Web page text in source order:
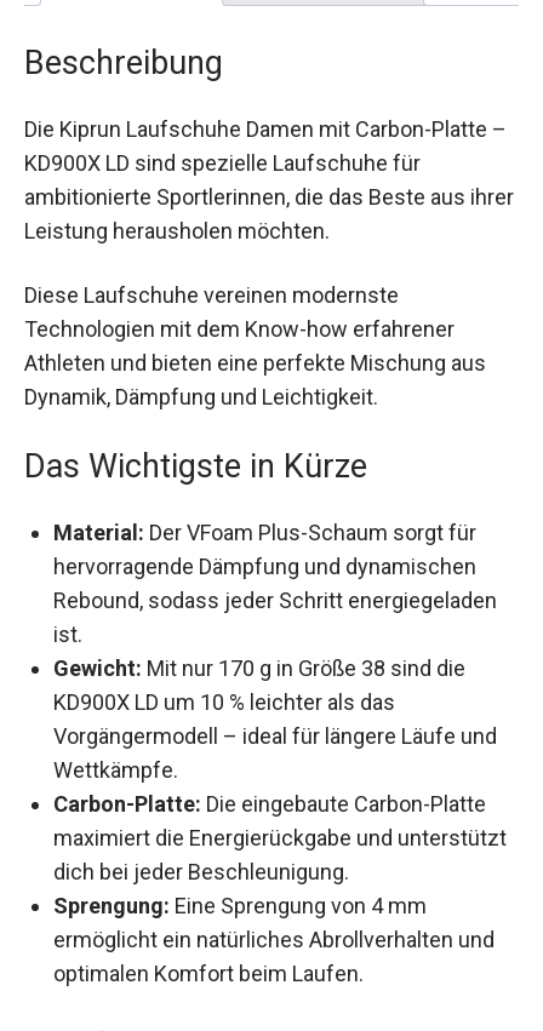
Beschreibung
– KD900X LD sind spezielle Laufschuhe für
ambitionierte Sportlerinnen, die das Beste aus
ihrer Leistung herausholen möchten.
Technologien mit dem Know-how erfahrener
Athleten und bieten eine perfekte Mischung aus
Dynamik, Dämpfung und Leichtigkeit.
Das Wichtigste in Kürze
hervorragende Dämpfung und dynamischen
Rebound, sodass jeder Schritt energiegeladen
ist.
Gewicht:
KD900X LD um 10 % leichter als das
Vorgängermodell – ideal für längere Läufe und
Wettkämpfe.
Carbon-Platte:
maximiert die Energierückgabe und
unterstützt dich bei jeder Beschleunigung.
Sprengung:Eine Sprengung von 4 mm
ermöglicht ein natürliches Abrollverhalten und
optimalen Komfort beim Laufen.